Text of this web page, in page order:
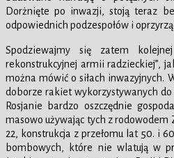
Dorżnięte po inwazji, stoją teraz
odpowiednich podzespołów i
Spodziewajmy się zatem
rekonstrukcyjnej armii radzieckiej”,
można mówić o siłach inwazyjnych.
doborze rakiet wykorzystywanych
Rosjanie bardzo oszczędnie
masowo używając tych z rodowodem
22, konstrukcja z przełomu lat 50. i
bombowych, które nie wlatują w